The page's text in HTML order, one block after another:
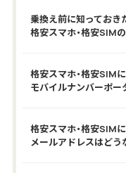
乗換え前に知っておき
格安スマホ・格安SIM
格安スマホ・格安SIM
モバイルナンバーポー
格安スマホ・格安SIM
メールアドレスはどう